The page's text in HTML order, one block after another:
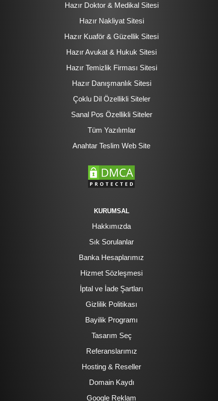
Hazır Doktor & Medikal Sitesi
Hazır Nakliyat Sitesi
Hazır Kuaför & Güzellik Sitesi
Hazır Avukat & Hukuk Sitesi
Hazır Temizlik Firması Sitesi
Hazır Danışmanlık Sitesi
Çoklu Dil Özellikli Siteler
Sanal Pos Özellikli Siteler
Tüm Yazılımlar
Anahtar Teslim Web Site
KURUMSAL
Hakkımızda
Sık Sorulanlar
Banka Hesaplarımız
Hizmet Sözleşmesi
İptal ve İade Şartları
Gizlilik Politikası
Bayilik Programı
Tasarım Seç
Referanslarımız
Hosting & Reseller
Domain Kaydı
Google Reklam